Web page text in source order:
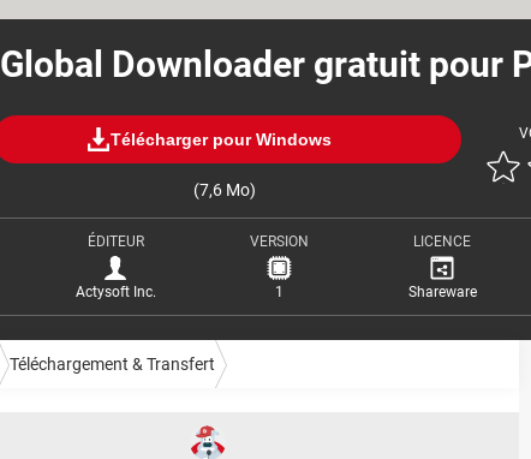
Global Downloader gratuit pour
Télécharger pour Windows
(7,6 Mo)
ÉDITEUR
Actysoft Inc.
VERSION
1
LICENCE
Shareware
Téléchargement & Transfert